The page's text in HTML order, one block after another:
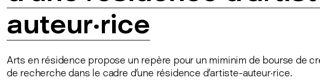
auteur·rice
Arts en résidence propose un repère pour un miminim de bourse de
de recherche dans le cadre d'une résidence d'artiste-auteur·rice.